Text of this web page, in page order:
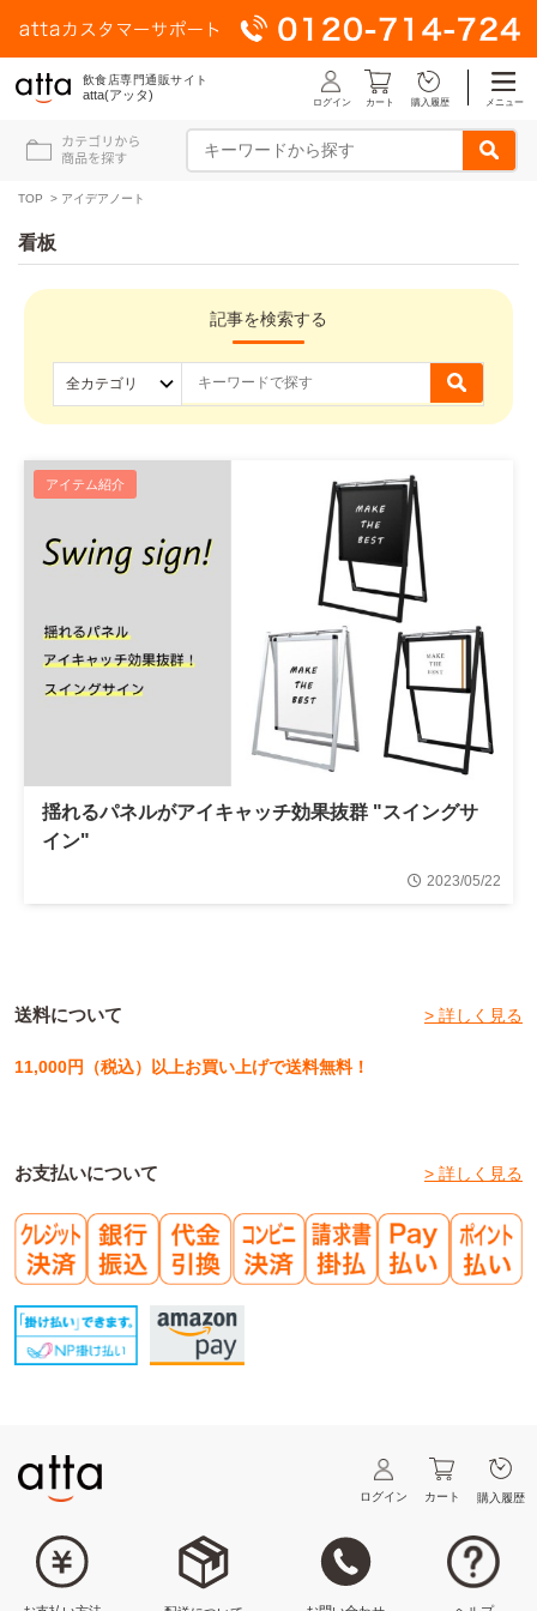
飲食店専門通販サイト
atta(アッタ) ログイン カート 購入履歴 メニュー
TOP > アイデアノート
看板
記事を検索する
アイテム紹介
揺れるパネルがアイキャッチ効果抜群 "スイングサ
イン"
2023/05/22
送料について > 詳しく見る
11,000円（税込）以上お買い上げで送料無料！
お支払いについて > 詳しく見る
ログイン カート 購入履歴